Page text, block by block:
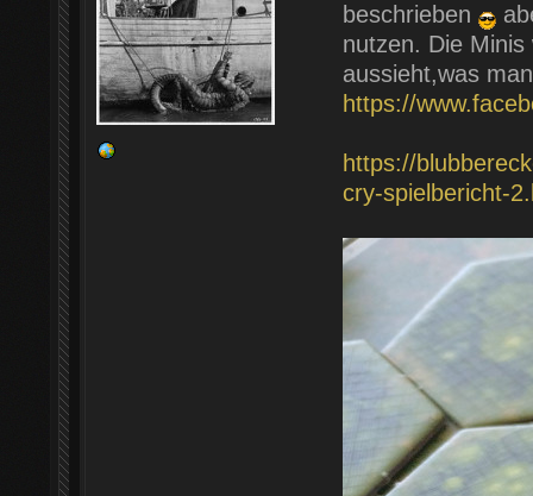
beschrieben
nutzen. Die
aussieht,was
https://
https://
cry-spielbericht-